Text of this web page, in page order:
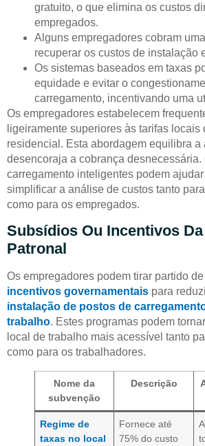
gratuito, o que elimina os custos
empregados.
Alguns empregadores cobram
recuperar os custos de instalação
Os sistemas baseados em taxas
equidade e evitar o
carregamento, incentivando uma
Os empregadores estabelecem
ligeiramente superiores às tarifas locais
residencial. Esta abordagem equilibra
desencoraja a cobrança desnecessária.
carregamento inteligentes podem
simplificar a análise de custos tanto
como para os empregados.
Subsídios Ou Incentivos
Patronal
Os empregadores podem tirar partido de
incentivos governamentais para
instalação de postos de
trabalho. Estes programas podem
local de trabalho mais acessível tanto
como para os trabalhadores.
Nome da
subvenção
Descrição
Regime de
taxas no local
Fornece até
75% do custo